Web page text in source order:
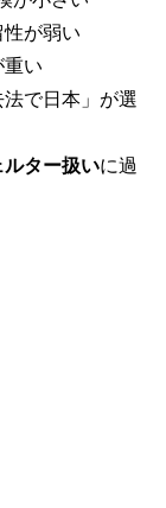
が弱い
重い
で日本」が選
ルター扱いに過